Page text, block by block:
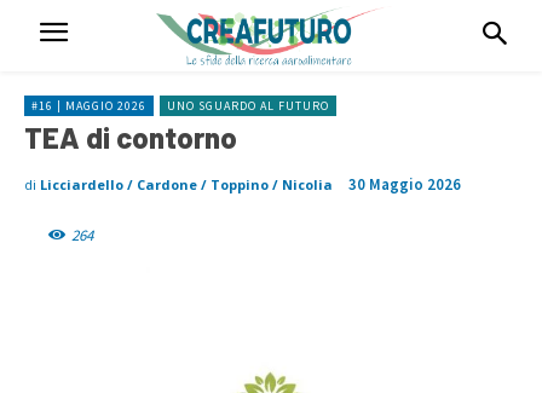
#16 | MAGGIO 2026 UNO SGUARDO AL FUTURO
TEA di contorno
di Licciardello / Cardone / Toppino / Nicolia 30 Maggio 2026
264